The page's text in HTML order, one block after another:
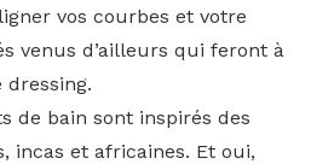
vos courbes et votre
venus d’ailleurs qui feront à
dressing.
de bain sont inspirés des
incas et africaines. Et oui,